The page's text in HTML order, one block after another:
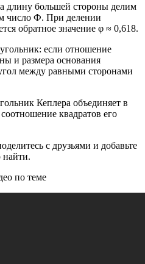
длину большей стороны делим
число Ф. При делении
обратное значение φ ≈ 0,618.
если отношение
и размера основания
между равными сторонами
Кеплера объединяет в
квадратов его
с друзьями и добавьте
найти.
по теме